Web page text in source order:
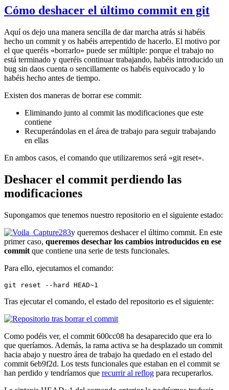
Cómo deshacer el último commit en git
Aquí os dejo una manera sencilla de dar marcha atrás si habéis
hecho un commit y os habéis arrepentido de hacerlo. El motivo por
el que queréis «borrarlo» puede ser múltiple: porque el trabajo no
está terminado y queréis continuar trabajando, habéis introducido un
bug sin daos cuenta o sencillamente os habéis equivocado y lo
habéis hecho antes de tiempo.
Existen dos maneras de borrar ese commit:
Eliminando junto al commit las modificaciones que este
contiene
Recuperándolas en el área de trabajo para seguir trabajando
en ellas
En ambos casos, el comando que utilizaremos será «git reset».
Deshacer el commit perdiendo las
modificaciones
Supongamos que tenemos nuestro repositorio en el siguiente estado:
y queremos deshacer el último commit. En este
primer caso, queremos desechar los cambios introducidos en ese
commit que contiene una serie de tests funcionales.
Para ello, ejecutamos el comando:
git reset --hard HEAD~1
Tras ejecutar el comando, el estado del repositorio es el siguiente:
Como podéis ver, el commit 600cc08 ha desaparecido que era lo
que queríamos. Además, la rama activa se ha desplazado un commit
hacia abajo y nuestro área de trabajo ha quedado en el estado del
commit 6eb9f2d. Los tests funcionales que estaban en el commit se
han perdido y tendríamos que recurrir al reflog para recuperarlos.